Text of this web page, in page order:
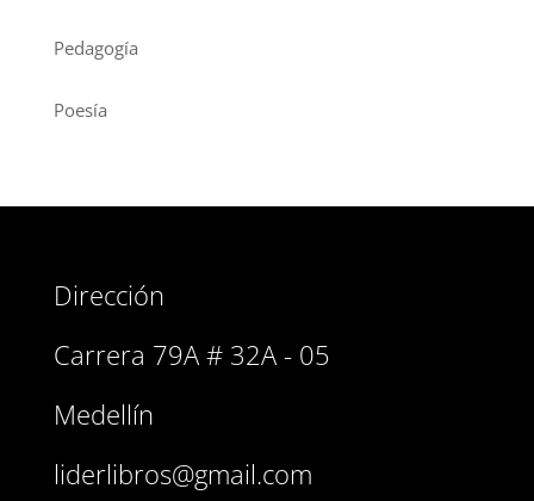
Pedagogía
Poesía
Dirección
Carrera 79A # 32A - 05
Medellín
liderlibros@gmail.com